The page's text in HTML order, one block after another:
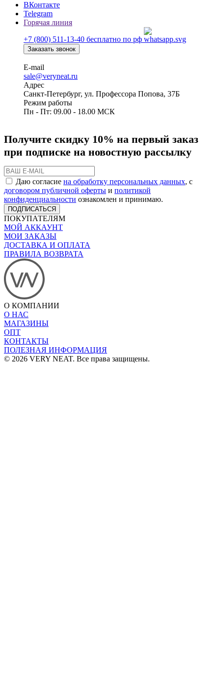
ВКонтакте
Telegram
Горячая линия
+7 (800) 511-13-40 бесплатно по рф
Заказать звонок
E-mail
sale@veryneat.ru
Адрес
Санкт-Петербург, ул. Профессора Попова, 37Б
Режим работы
Пн - Пт: 09.00 - 18.00 МСК
Получите скидку 10% на первый заказ
при подписке на новостную рассылку
Даю согласие на обработку персональных данных, с
договором публичной оферты и политикой
конфиденциальности ознакомлен и принимаю.
ПОДПИСАТЬСЯ
ПОКУПАТЕЛЯМ
МОЙ АККАУНТ
МОИ ЗАКАЗЫ
ДОСТАВКА И ОПЛАТА
ПРАВИЛА ВОЗВРАТА
О КОМПАНИИ
О НАС
МАГАЗИНЫ
ОПТ
КОНТАКТЫ
ПОЛЕЗНАЯ ИНФОРМАЦИЯ
© 2026 VERY NEAT. Все права защищены.